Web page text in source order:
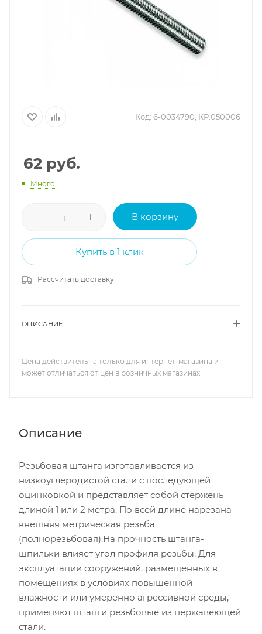
Код: 6-0034790, КР.050006
62 руб.
Много
В корзину
Купить в 1 клик
Рассчитать доставку
ОПИСАНИЕ
Цена действительна только для интернет-магазина и
может отличаться от цен в розничных магазинах
Описание
Резьбовая штанга изготавливается из
низкоуглеродистой стали с последующей
оцинковкой и представляет собой стержень
длиной 1 или 2 метра. По всей длине нарезана
внешняя метрическая резьба
(полнорезьбовая).На прочность штанга-
шпильки влияет угол профиля резьбы. Для
эксплуатации сооружений, размещенных в
помещениях в условиях повышенной
влажности или умеренно агрессивной среды,
применяют штанги резьбовые из нержавеющей
стали.